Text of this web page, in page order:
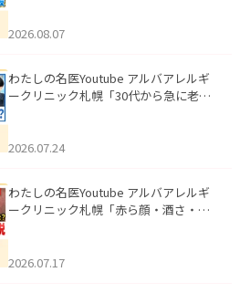
ました。
2026.08.07
わたしの名医Youtube アルバアレルギ
ークリニック札幌「30代から急に老け
た。
2026.07.24
わたしの名医Youtube アルバアレルギ
ークリニック札幌「赤ら顔・酒さ・ニ
した。
2026.07.17